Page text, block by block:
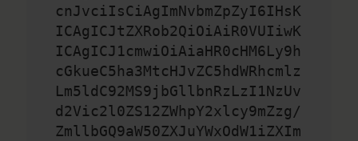
cnJvciIsCiAgImNvbmZpZyI6IHsK
ICAgICJtZXRob2QiOiAiR0VUIiwK
ICAgICJ1cmwiOiAiaHR0cHM6Ly9h
cGkueC5ha3MtcHJvZC5hdWRhcmlz
Lm5ldC92MS9jbGllbnRzLzI1NzUv
d2Vic2l0ZS12ZWhpY2xlcy9mZzg/
ZmllbGQ9aW50ZXJuYWxOdW1iZXIm